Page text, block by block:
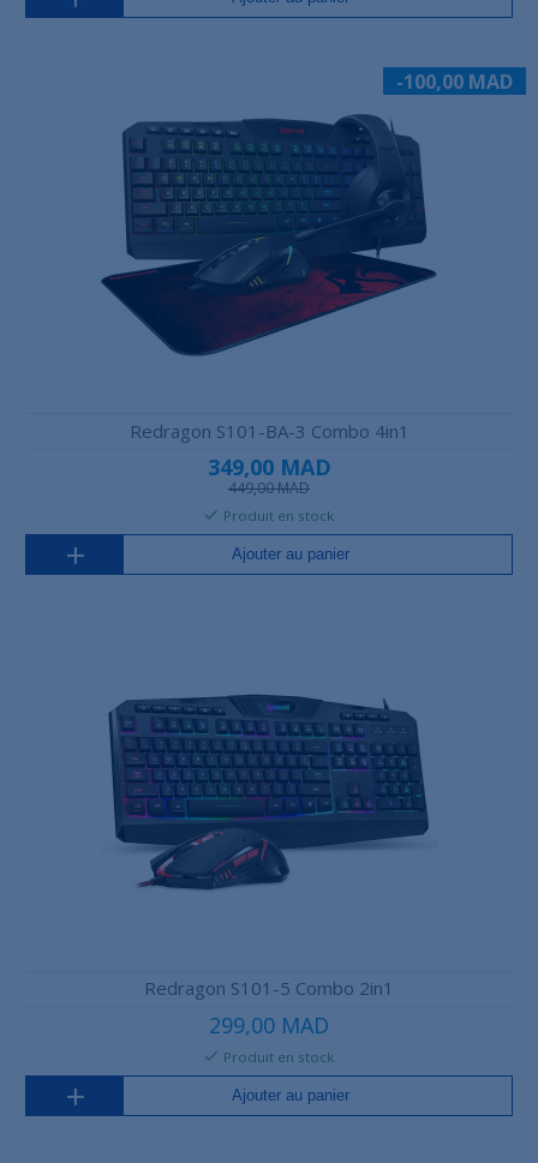
-100,00 MAD
Redragon S101-BA-3 Combo 4in1
349,00 MAD
449,00 MAD
Produit en stock
Ajouter au panier
Redragon S101-5 Combo 2in1
299,00 MAD
Produit en stock
Ajouter au panier